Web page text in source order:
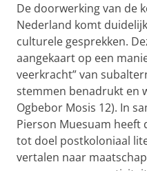
De doorwerking van de
Nederland komt
culturele gesprekken.
aangekaart op een
veerkracht” van
stemmen benadrukt en
Ogbebor Mosis 12). In
Pierson Muesuam
tot doel postkoloniaal
vertalen naar